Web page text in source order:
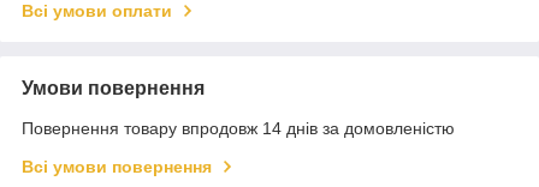
Всі умови оплати
Умови повернення
Повернення товару впродовж 14 днів за домовленістю
Всі умови повернення